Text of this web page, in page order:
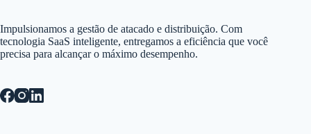
Impulsionamos a gestão de atacado e distribuição. Com
tecnologia SaaS inteligente, entregamos a eficiência que você
precisa para alcançar o máximo desempenho.